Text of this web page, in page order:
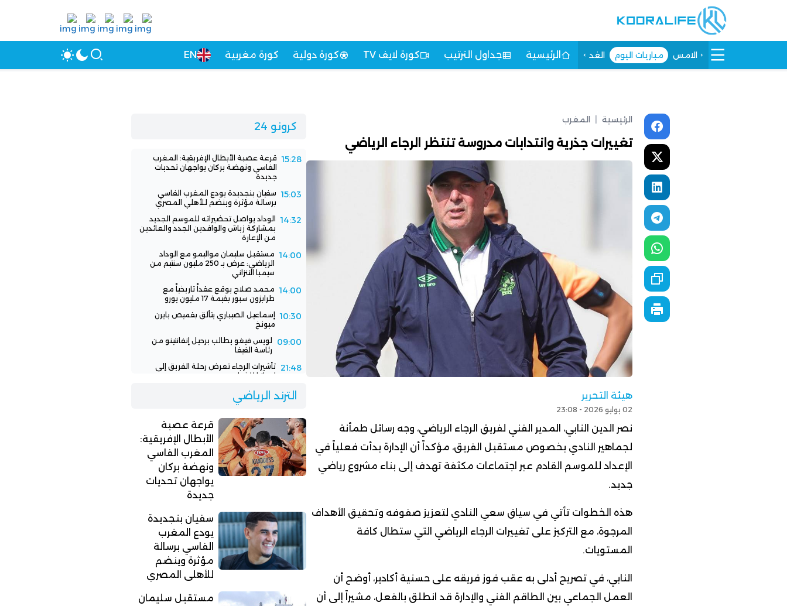
الامس مباريات اليوم الغد الرئيسية جداول الترتيب كورة لايف TV كورة دولية كورة مغربية EN
الرئيسية المغرب
تغييرات جذرية وانتدابات مدروسة تنتظر الرجاء الرياضي
هيئة التحرير
02 يوليو 2026 - 23:08
نصر الدين النابي، المدير الفني لفريق الرجاء الرياضي، وجه رسائل طمأنة
لجماهير النادي بخصوص مستقبل الفريق، مؤكداً أن الإدارة بدأت فعلياً في
الإعداد للموسم القادم عبر اجتماعات مكثفة تهدف إلى بناء مشروع رياضي
جديد.
هذه الخطوات تأتي في سياق سعي النادي لتعزيز صفوفه وتحقيق الأهداف
المرجوة، مع التركيز على تغييرات الرجاء الرياضي التي ستطال كافة
المستويات.
النابي، في تصريح أدلى به عقب فوز فريقه على حسنية أكادير، أوضح أن
العمل الجماعي بين الطاقم الفني والإدارة قد انطلق بالفعل، مشيراً إلى أن
كرونو 24
15:28 قرعة عصبة الأبطال الإفريقية: المغرب
الفاسي ونهضة بركان يواجهان تحديات
جديدة
15:03 سفيان بنجديدة يودع المغرب الفاسي
برسالة مؤثرة وينضم للأهلي المصري
14:32
الوداد يواصل تحضيراته للموسم الجديد
بمشاركة زياش والوافدين الجدد والعائدين
من الإعارة
14:00 مستقبل سليمان مواليمو مع الوداد
الرياضي: عرض بـ 250 مليون سنتيم من
سيمبا التنزاني
14:00 محمد صلاح يوقع عقداً تاريخياً مع
طرابزون سبور بقيمة 17 مليون يورو
10:30
إسماعيل الصيباري يتألق بقميص بايرن
ميونخ
09:00
لويس فيغو يطالب برحيل إنفانتينو من
رئاسة الفيفا
21:48
تأشيرات الرجاء تعرض رحلة الفريق إلى
إسبانيا للخطر
21:00
فيفا تنفي وعود إنفانتينو للمغرب
باستضافة نهائي مونديال 2030
16:30 الرجاء يطلب من لاعبيه البحث عن فرق
جديدة
الترند الرياضي
قرعة عصبة
الأبطال الإفريقية:
المغرب الفاسي
ونهضة بركان
يواجهان تحديات
جديدة
سفيان بنجديدة
يودع المغرب
الفاسي برسالة
مؤثرة وينضم
للأهلي المصري
مستقبل سليمان